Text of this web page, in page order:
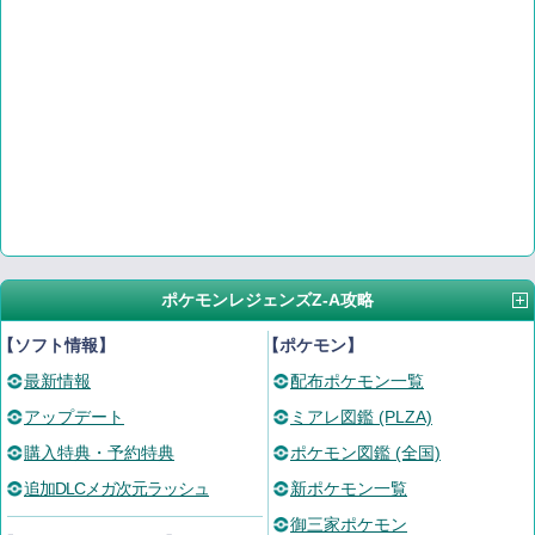
ポケモンレジェンズZ-A攻略
ソフト情報】
最新情報
アップデート
購入特典・予約特典
追加DLCメガ次元ラッシュ
【ポケモン】
配布ポケモン一覧
ミアレ図鑑 (PLZA)
ポケモン図鑑 (全国)
新ポケモン一覧
御三家ポケモン